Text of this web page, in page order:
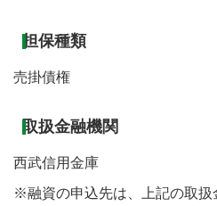
担保種類
売掛債権
取扱金融機関
西武信用金庫
※融資の申込先は、上記の取扱